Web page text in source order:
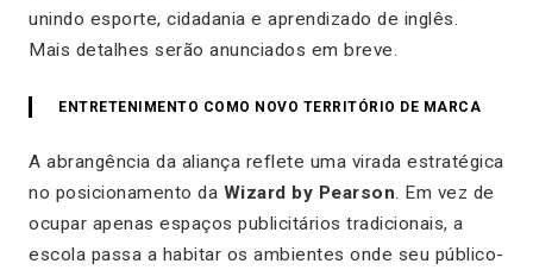
unindo esporte, cidadania e aprendizado de inglês.
Mais detalhes serão anunciados em breve.
ENTRETENIMENTO COMO NOVO TERRITÓRIO DE MARCA
A abrangência da aliança reflete uma virada estratégica
no posicionamento da Wizard by Pearson. Em vez de
ocupar apenas espaços publicitários tradicionais, a
escola passa a habitar os ambientes onde seu público-